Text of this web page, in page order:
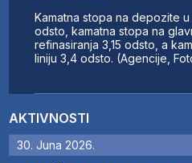
AKTIVNOSTI
30. Juna 2026.
Kamatna stopa na depozite
odsto, kamatna stopa na
refinasiranja 3,15 odsto, a
liniju 3,4 odsto. (Agencije,